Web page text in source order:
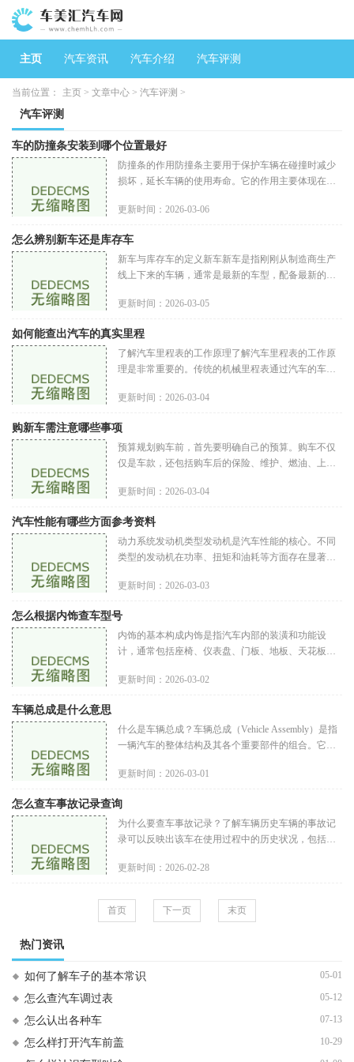
主页 汽车资讯 汽车介绍 汽车评测
当前位置： 主页 > 文章中心 > 汽车评测 >
汽车评测
车的防撞条安装到哪个位置最好
防撞条的作用防撞条主要用于保护车辆在碰撞时减少
损坏，延长车辆的使用寿命。它的作用主要体现在以
能量，降低对车身的直接冲
更新时间：2026-03-06
怎么辨别新车还是库存车
新车与库存车的定义新车新车是指刚刚从制造商生产
线上下来的车辆，通常是最新的车型，配备最新的技
体验，并且通常会附带制造
更新时间：2026-03-05
如何能查出汽车的真实里程
了解汽车里程表的工作原理了解汽车里程表的工作原
理是非常重要的。传统的机械里程表通过汽车的车轮
电子里程表的数据存储在车
更新时间：2026-03-04
购新车需注意哪些事项
预算规划购车前，首先要明确自己的预算。购车不仅
仅是车款，还包括购车后的保险、维护、燃油、上牌
个方面车款：选择一款适合
更新时间：2026-03-04
汽车性能有哪些方面参考资料
动力系统发动机类型发动机是汽车性能的核心。不同
类型的发动机在功率、扭矩和油耗等方面存在显著差
部空气流入气缸，功率输出
更新时间：2026-03-03
怎么根据内饰查车型号
内饰的基本构成内饰是指汽车内部的装潢和功能设
计，通常包括座椅、仪表盘、门板、地板、天花板等
影响驾驶体验。了解内饰的构
更新时间：2026-03-02
车辆总成是什么意思
什么是车辆总成？车辆总成（Vehicle Assembly）是指
一辆汽车的整体结构及其各个重要部件的组合。它不
接和配合。这些部件包括发动机
更新时间：2026-03-01
怎么查车事故记录查询
为什么要查车事故记录？了解车辆历史车辆的事故记
录可以反映出该车在使用过程中的历史状况，包括是
解这些信息可以帮助车主或
更新时间：2026-02-28
首页 下一页 末页
热门资讯
如何了解车子的基本常识 05-01
怎么查汽车调过表 05-12
怎么认出各种车 07-13
怎么样打开汽车前盖 10-29